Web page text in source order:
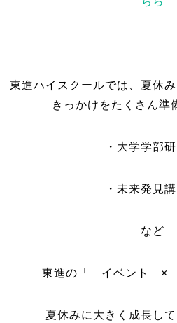
東進ハイスクールでは、夏休
きっかけをたくさん準
・大学学部
・未来発
など
東進の「 イベント ×
夏休みに大きく成長して